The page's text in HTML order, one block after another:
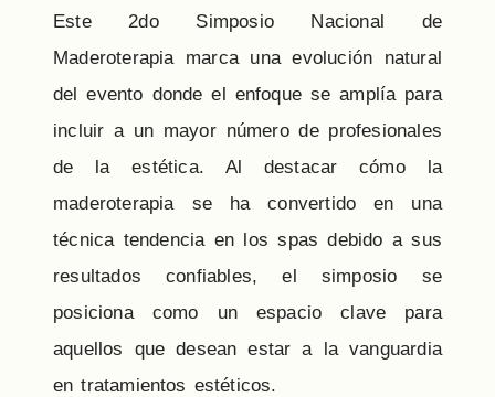
Este 2do Simposio Nacional de
Maderoterapia marca una evolución natural
del evento donde el enfoque se amplía para
incluir a un mayor número de profesionales
de la estética. Al destacar cómo la
maderoterapia se ha convertido en una
técnica tendencia en los spas debido a sus
resultados confiables, el simposio se
posiciona como un espacio clave para
aquellos que desean estar a la vanguardia
en tratamientos estéticos.